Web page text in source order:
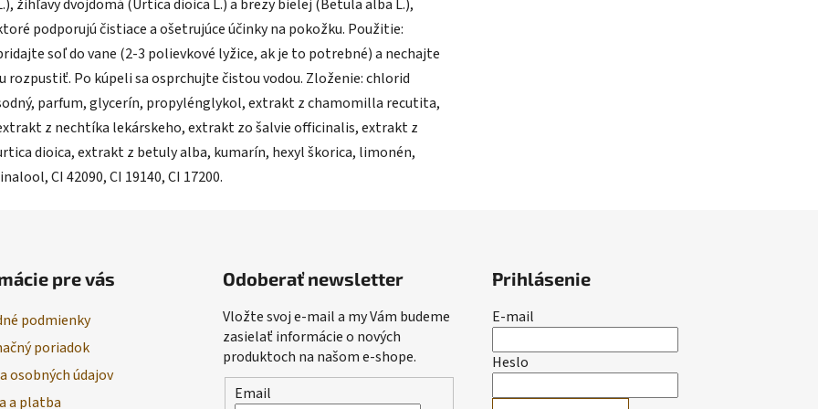
žihľavy dvojdomá (Urtica dioica L.) a brezy bielej (Betula alba L.),
podporujú čistiace a ošetrujúce účinky na pokožku. Použitie:
soľ do vane (2-3 polievkové lyžice, ak je to potrebné) a nechajte
rozpustiť. Po kúpeli sa osprchujte čistou vodou. Zloženie: chlorid
parfum, glycerín, propylénglykol, extrakt z chamomilla recutita,
z nechtíka lekárskeho, extrakt zo šalvie officinalis, extrakt z
dioica, extrakt z betuly alba, kumarín, hexyl škorica, limonén,
CI 42090, CI 19140, CI 17200.
pre vás
podmienky
poriadok
osobných údajov
a platba
Odoberať newsletter
Vložte svoj e-mail a my Vám budeme
zasielať informácie o nových
produktoch na našom e-shope.
Email
Prihlásenie
E-mail
Heslo